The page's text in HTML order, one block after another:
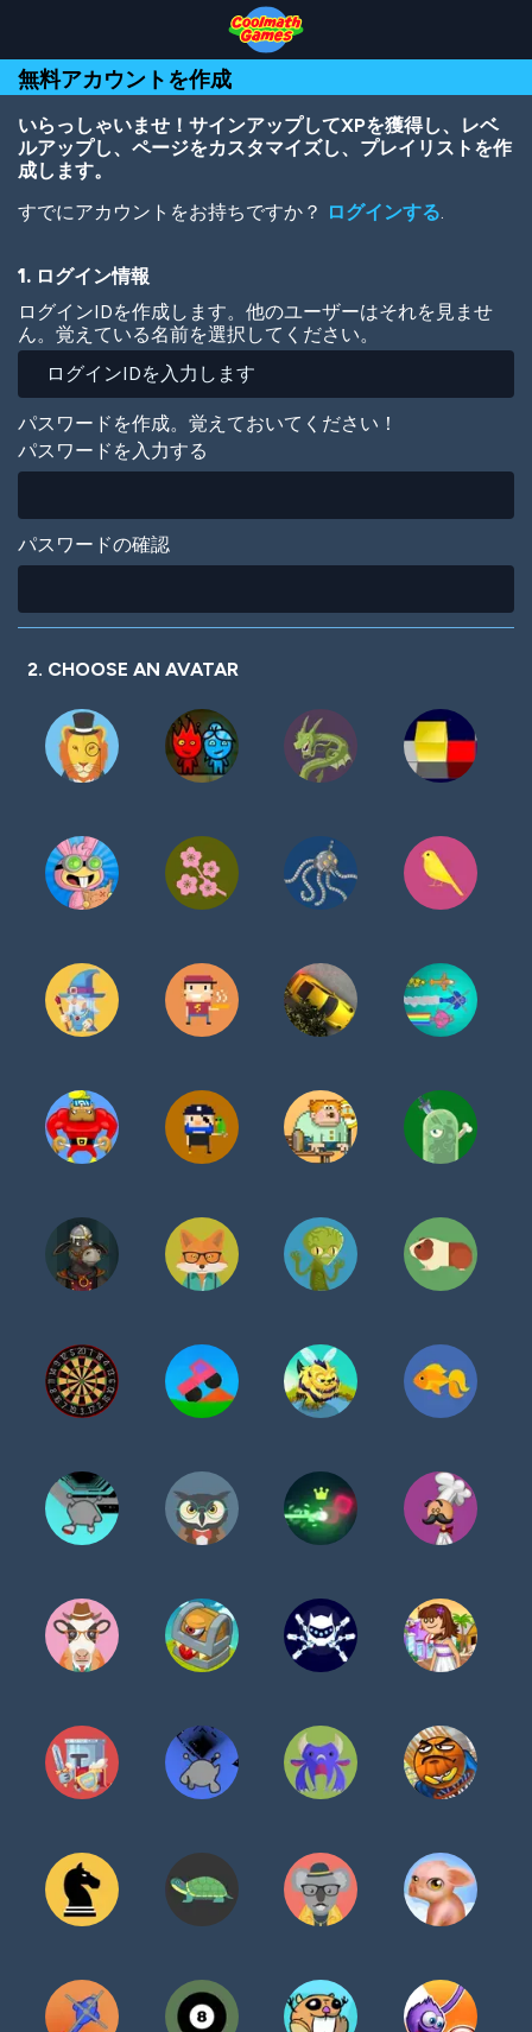
Top
of
Page
Navigation
Main
Content
Footer
ン
コ
ン
移
無料アカウントを作成
いらっしゃいませ！サインアップしてXPを獲得し、レベ
ルアップし、ページをカスタマイズし、プレイリストを作
成します。
すでにアカウントをお持ちですか？ ログインする.
1. ログイン情報
ログインIDを作成します。他のユーザーはそれを見ませ
ん。覚えている名前を選択してください。
パスワードを作成。覚えておいてください！
パスワードを入力する
パスワードの確認
2. CHOOSE AN AVATAR